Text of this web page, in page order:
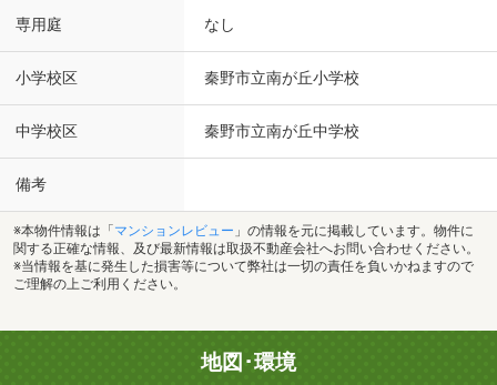
専用庭 なし
小学校区 秦野市立南が丘小学校
中学校区 秦野市立南が丘中学校
備考
※本物件情報は「 マンションレビュー 」の情報を元に掲載しています。物件に
関する正確な情報、及び最新情報は取扱不動産会社へお問い合わせください。
※当情報を基に発生した損害等について弊社は一切の責任を負いかねますので
ご理解の上ご利用ください。
地図･環境